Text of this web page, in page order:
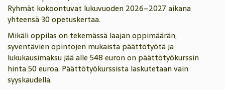
Ryhmät kokoontuvat lukuvuoden 2026–2027 aikana
yhteensä 30 opetuskertaa.
Mikäli oppilas on tekemässä laajan oppimäärän,
syventävien opintojen mukaista päättötyötä ja
lukukausimaksu jää alle 548 euron on päättötyökurssin
hinta 50 euroa. Päättötyökurssista laskutetaan vain
syyskaudella.